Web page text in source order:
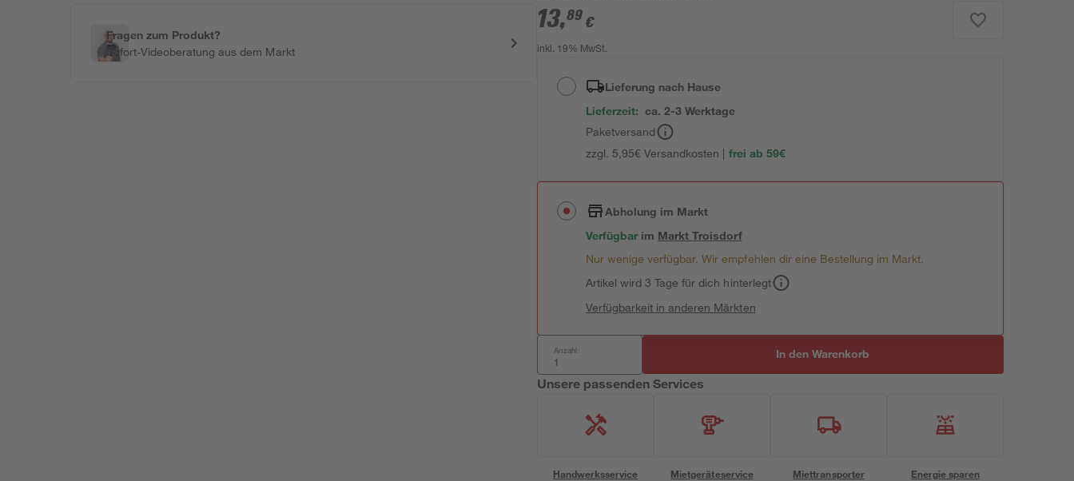
Fragen zum Produkt?
Sofort-Videoberatung aus dem Markt
13,89 €
inkl. 19% MwSt.
Lieferung nach Hause
Lieferzeit: ca. 2-3 Werktage
Paketversand
zzgl. 5,95€ Versandkosten | frei ab 59€
Abholung im Markt
Verfügbar im MarktTroisdorf
Nur wenige verfügbar. Wir empfehlen dir eine Bestellung im Markt.
Artikel wird 3 Tage für dich hinterlegt
Verfügbarkeit in anderen Märkten
Anzahl: In den Warenkorb
Unsere passenden Services
Handwerksservice Mietgeräteservice Miettransporter Energie sparen